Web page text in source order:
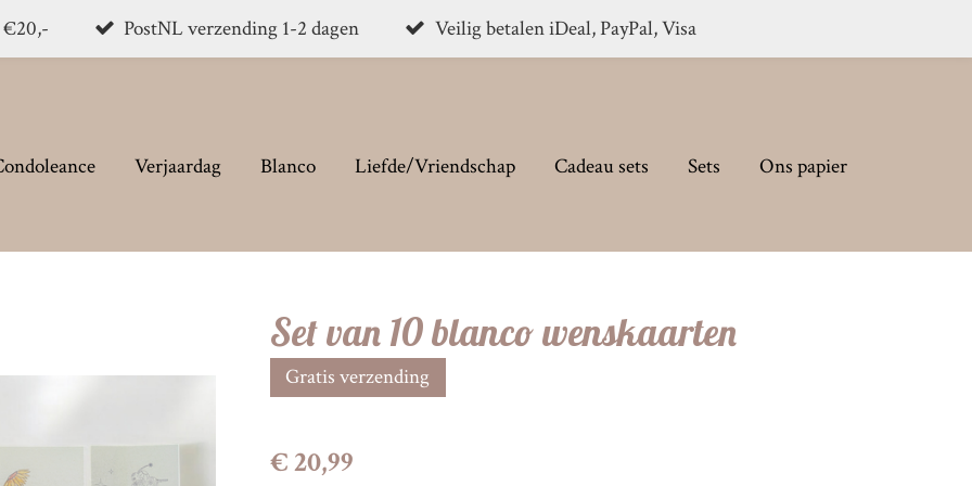
€20,- PostNL verzending 1-2 dagen Veilig betalen iDeal, PayPal, Visa
Verjaardag Blanco Liefde/Vriendschap Cadeau sets Sets
Ons papier
Set van 10 blanco wenskaarten
Gratis verzending
€ 20,99